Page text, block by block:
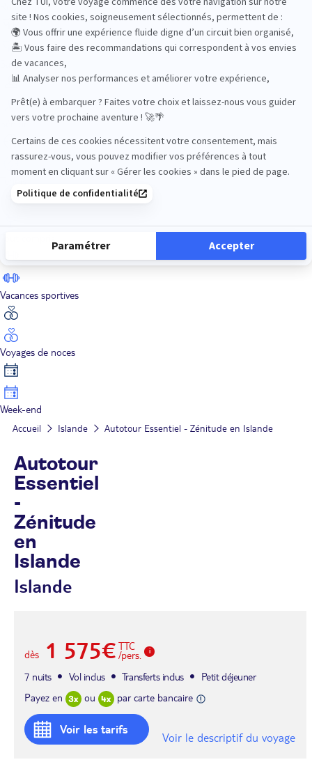
Road Trips
Safari
Sénior
Vacances sportives
Voyages de noces
Week-end
Accueil Islande Autotour Essentiel - Zénitude en Islande
Autotour
Essentiel
-
Zénitude
en
Islande
Islande
dès 1 575€ TTC
/pers.
7 nuits
Vol inclus Transferts inclus
Petit déjeuner
Payez en
ou par carte bancaire
Voir les tarifs
Voir le descriptif du voyage